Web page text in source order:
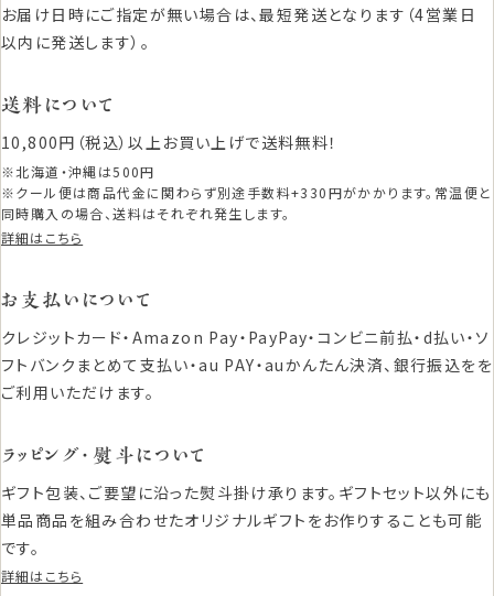
お届け日時にご指定が無い場合は、最短発送となります（4営業日
以内に発送します）。
送料について
10,800円（税込）以上お買い上げで送料無料！
※北海道・沖縄は500円
※クール便は商品代金に関わらず別途手数料+330円がかかります。常温便と
同時購入の場合、送料はそれぞれ発生します。
詳細はこちら
お支払いについて
クレジットカード・Amazon Pay・PayPay・コンビニ前払・d払い・ソ
フトバンクまとめて支払い・au PAY・auかんたん決済、銀行振込をを
ご利用いただけます。
ラッピング・熨斗について
ギフト包装、ご要望に沿った熨斗掛け承ります。ギフトセット以外にも
単品商品を組み合わせたオリジナルギフトをお作りすることも可能
です。
詳細はこちら